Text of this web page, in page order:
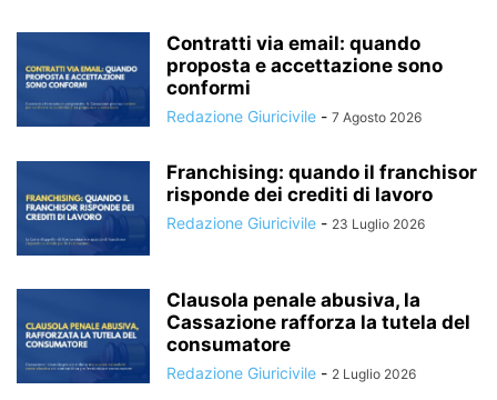
Contratti via email: quando
proposta e accettazione sono
conformi
Redazione Giuricivile - 7 Agosto 2026
Franchising: quando il franchisor
risponde dei crediti di lavoro
Redazione Giuricivile - 23 Luglio 2026
Clausola penale abusiva, la
Cassazione rafforza la tutela del
consumatore
Redazione Giuricivile - 2 Luglio 2026